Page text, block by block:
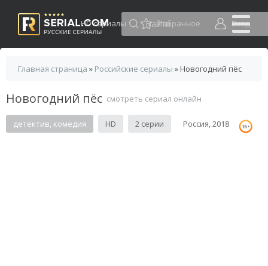
HD сериалы Избранное Вход
Главная страница » Российские сериалы » Новогодний пёс
Новогодний пёс смотреть сериал онлайн
детектив, комедия HD 2 серии Россия, 2018